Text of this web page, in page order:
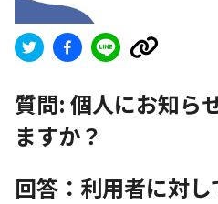
質問: 個人にお知ら
ますか？
回答：利用者に対